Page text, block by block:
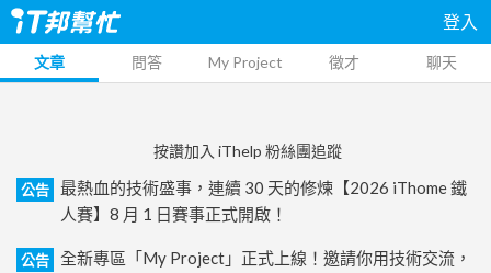
登入
文章 問答 My Project 徵才 聊天
按讚加入 iThelp 粉絲團追蹤
公告
最熱血的技術盛事，連續 30 天的修煉【2026 iThome 鐵
人賽】8 月 1 日賽事正式開啟！
公告
全新專區「My Project」正式上線！邀請你用技術交流，